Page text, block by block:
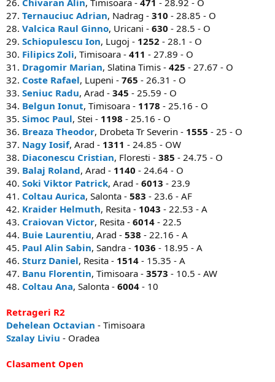
27. Ternauciuc Adrian, Nadrag - 310 - 28.85 - O
28. Valcica Raul Ginno, Uricani - 630 - 28.5 - O
29. Schiopulescu Ion, Lugoj - 1252 - 28.1 - O
30. Filipics Zoli, Timisoara - 411 - 27.89 - O
31. Dragomir Marian, Slatina Timis - 425 - 27.67 - O
32. Coste Rafael, Lupeni - 765 - 26.31 - O
33. Seniuc Radu, Arad - 345 - 25.59 - O
34. Belgun Ionut, Timisoara - 1178 - 25.16 - O
35. Simoc Paul, Stei - 1198 - 25.16 - O
36. Breaza Theodor, Drobeta Tr Severin - 1555 - 25 - O
37. Nagy Iosif, Arad - 1311 - 24.85 - OW
38. Diaconescu Cristian, Floresti - 385 - 24.75 - O
39. Balaj Roland, Arad - 1140 - 24.64 - O
40. Soki Viktor Patrick, Arad - 6013 - 23.9
41. Coltau Aurica, Salonta - 583 - 23.6 - AF
42. Kraider Helmuth, Resita - 1043 - 22.53 - A
43. Craiovan Victor, Resita - 6014 - 22.5
44. Buie Laurentiu, Arad - 538 - 22.16 - A
45. Paul Alin Sabin, Sandra - 1036 - 18.95 - A
46. Sturz Daniel, Resita - 1514 - 15.35 - A
47. Banu Florentin, Timisoara - 3573 - 10.5 - AW
48. Coltau Ana, Salonta - 6004 - 10
Retrageri R2
Dehelean Octavian - Timisoara
Szalay Liviu - Oradea
Clasament Open